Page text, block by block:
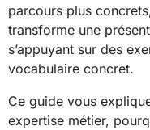
parcours plus
transforme une
s’appuyant sur des
vocabulaire concret.
Ce guide vous
expertise métier,